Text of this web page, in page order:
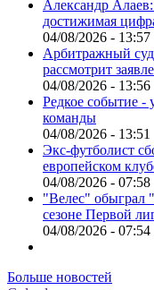
Александр
достижимая
04/08/2026 - 13:57
Арбитражный суд
рассмотрит
04/08/2026 - 13:56
Редкое событие -
команды
04/08/2026 - 13:51
Экс-футболист
европейском
04/08/2026 - 07:58
"Велес" обыграл
сезоне Первой
04/08/2026 - 07:54
Больше новостей